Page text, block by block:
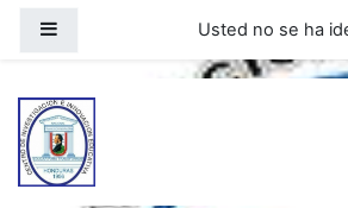
Usted no se ha